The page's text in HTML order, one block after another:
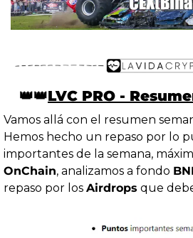
👑👑LVC PRO -
Vamos allá con el resumen
Hemos hecho un repaso por lo
OnChain, analizamos a fondo
repaso por los Airdrops que